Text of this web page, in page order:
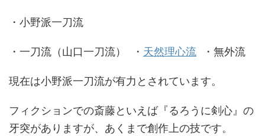
・小野派一刀流
・一刀流（山口一刀流） ・ 天然理心流 ・無外流
現在は小野派一刀流が有力とされています。
フィクションでの斎藤といえば『るろうに剣心』の
牙突がありますが、あくまで創作上の技です。